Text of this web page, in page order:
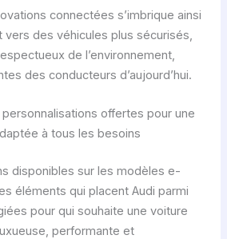
connectées s’imbrique ainsi
des véhicules plus sécurisés,
de l’environnement,
des conducteurs d’aujourd’hui.
offertes pour une
à tous les besoins
disponibles sur les modèles e-
éléments qui placent Audi parmi
pour qui souhaite une voiture
performante et